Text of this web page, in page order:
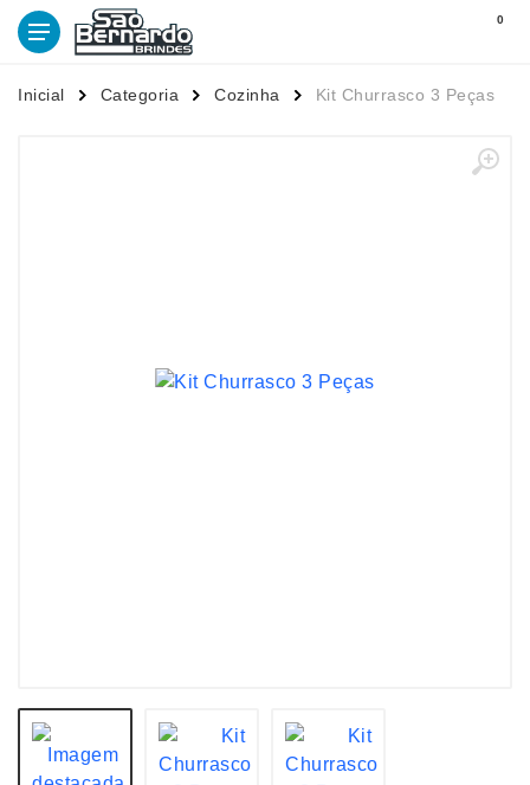
0
Inicial Categoria Cozinha Kit Churrasco 3 Peças